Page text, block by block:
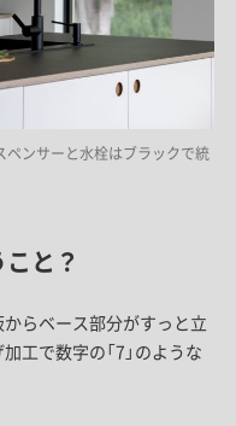
ンサーと水栓はブラックで統
と？
らベース部分がすっと立
工で数字の「7」のような